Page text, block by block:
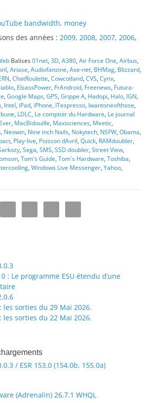
bandwidth, money
des années : 2009, 2008, 2007, 2006,
Balises01net, 3D, A380, Air Force One, Airbus,
, Ariase, Audiofanzine, Axe-net, BHMag, Blizzard,
, ChatRoulette, Cowcotland, CVS, Cyrix,
, ElsassPower, FrAndroid, Freenews, Futura-
, Google Maps, GPS, Grippe A, Hadopi, Halo, IGN,
, Intel, iPad, iPhone, ITespresso, Iwantoneofthose,
, LDLC, Le comptoir du Hardware, Le journal
, MacBidouille, Maxisciences, Meetic,
, Neowin, Nine inch Nails, Nokytech, NSFW, Obama,
, Play-live, Poisson dAvril, Quick, RAMdoubler,
, Sega, SMS, SSD doubler, Street View,
, Tom's Guide, Tom's Hardware, Toshiba,
, Windows Live Messenger, Yahoo,
: Le programme ESU étendu d’une
les sorties du 29 Mai 2026.
les sorties du 22 Mai 2026.
/ ESR 153.0 (154.0b, 155.0a)
(Adrenalin) 26.7.1 WHQL